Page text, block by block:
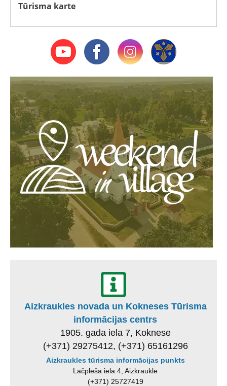
Tūrisma karte
Aizkraukles novada un Kokneses Tūrisma
informācijas centrs
1905. gada iela 7, Koknese
(+371) 29275412, (+371) 65161296
Aizkraukles tūrisma informācijas punkts
Lāčplēša iela 4, Aizkraukle
(+371) 25727419